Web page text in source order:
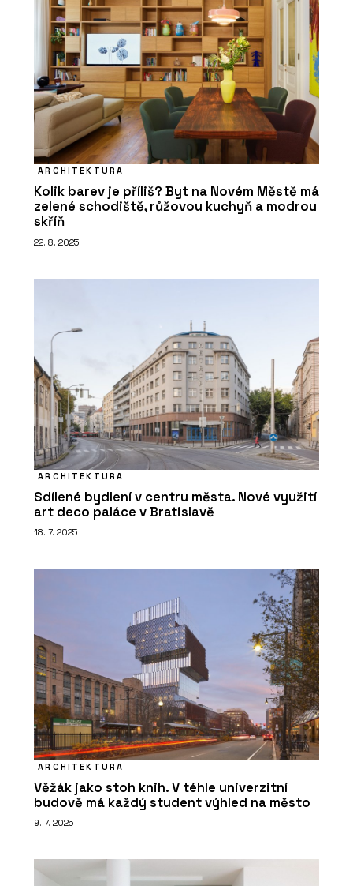
ARCHITEKTURA
Kolik barev je příliš? Byt na Novém Městě má
zelené schodiště, růžovou kuchyň a modrou
skříň
22. 8. 2025
ARCHITEKTURA
Sdílené bydlení v centru města. Nové využití
art deco paláce v Bratislavě
18. 7. 2025
ARCHITEKTURA
Věžák jako stoh knih. V téhle univerzitní
budově má každý student výhled na město
9. 7. 2025